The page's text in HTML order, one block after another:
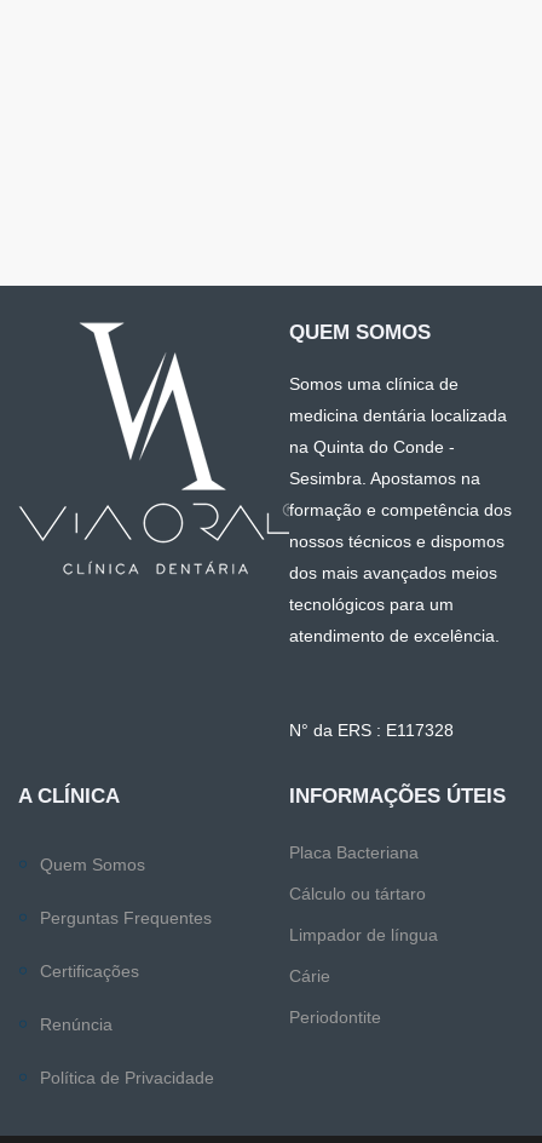
QUEM SOMOS
Somos uma clínica de
medicina dentária localizada
na Quinta do Conde -
Sesimbra. Apostamos na
formação e competência dos
nossos técnicos e dispomos
dos mais avançados meios
tecnológicos para um
atendimento de excelência.
N° da ERS : E117328
A CLÍNICA
Quem Somos
Perguntas Frequentes
Certificações
Renúncia
Política de Privacidade
INFORMAÇÕES ÚTEIS
Placa Bacteriana
Cálculo ou tártaro
Limpador de língua
Cárie
Periodontite